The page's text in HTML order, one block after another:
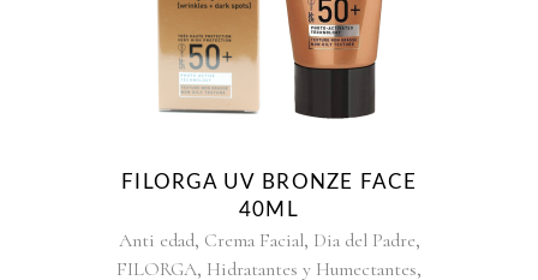
FILORGA UV BRONZE FACE
40ML
Anti edad, Crema Facial, Dia del Padre,
FILORGA, Hidratantes y Humectantes,